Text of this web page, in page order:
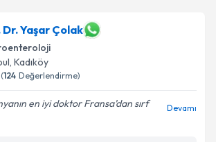
verilerimin işlenmesine ilişkinAydınlatma
Yaşar Çolak
, Kadıköy
(124 Değerlendirme)
en iyi doktor Fransa’dan sırf
Devamı